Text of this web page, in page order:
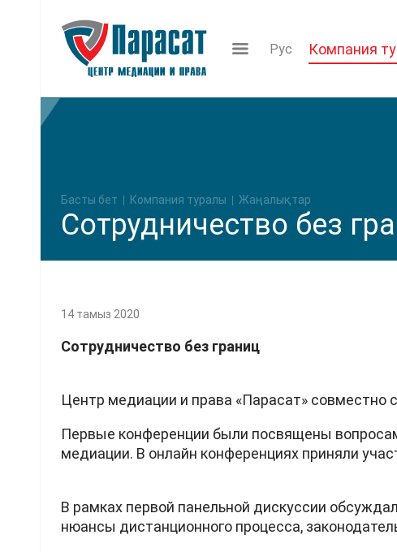
Рус Компания
Басты бет Компания туралы Жаңалықтар
Сотрудничество без
14 тамыз 2020
Сотрудничество без границ
Центр медиации и права «Парасат»
Первые конференции были посвящены
медиации. В онлайн конференциях приняли
В рамках первой панельной дискуссии
нюансы дистанционного процесса,